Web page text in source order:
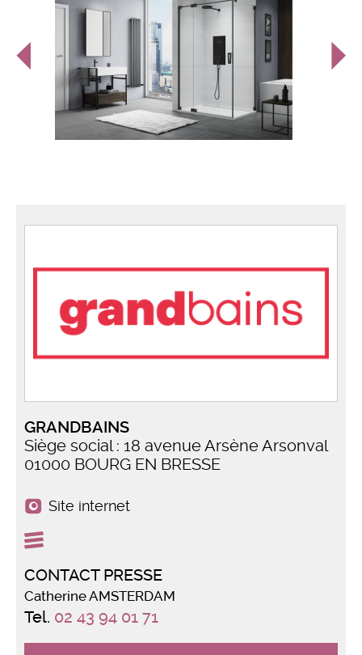
GRANDBAINS
Siège social : 18 avenue Arsène Arsonval
01000 BOURG EN BRESSE
Site internet
CONTACT PRESSE
Catherine AMSTERDAM
Tel. 02 43 94 01 71